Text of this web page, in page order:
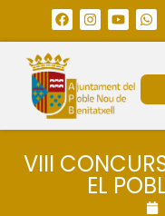
VIII
EL